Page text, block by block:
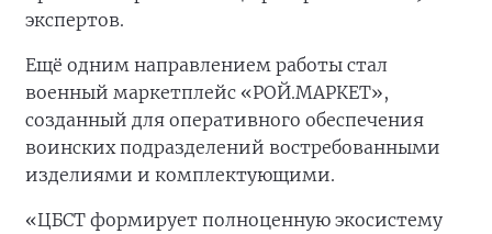
экспертов.
Ещё одним направлением работы стал
военный маркетплейс «РОЙ.МАРКЕТ»,
созданный для оперативного обеспечения
воинских подразделений востребованными
изделиями и комплектующими.
«ЦБСТ формирует полноценную экосистему